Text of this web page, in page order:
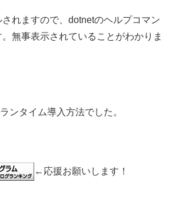
れますので、dotnetのヘルプコマン
無事表示されていることがわかりま
ンタイム導入方法でした。
←応援お願いします！